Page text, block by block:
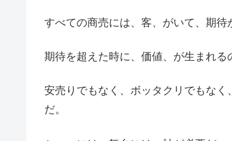
すべての商売には、客、がいて、期待
期待を超えた時に、価値、が生まれる
安売りでもなく、ボッタクリでもな
だ。